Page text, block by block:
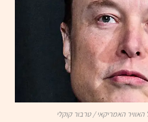
האוויר האמריקאי / טרבור קוקלי